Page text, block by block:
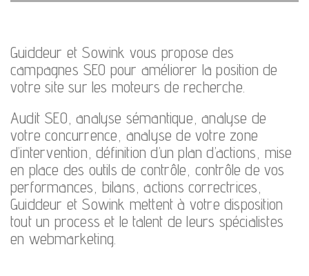
Guiddeur et Sowink vous propose des
campagnes SEO pour améliorer la position de
votre site sur les moteurs de recherche.
Audit SEO, analyse sémantique, analyse de
votre concurrence, analyse de votre zone
d’intervention, définition d’un plan d’actions, mise
en place des outils de contrôle, contrôle de vos
performances, bilans, actions correctrices,
Guiddeur et Sowink mettent à votre disposition
tout un process et le talent de leurs spécialistes
en webmarketing.